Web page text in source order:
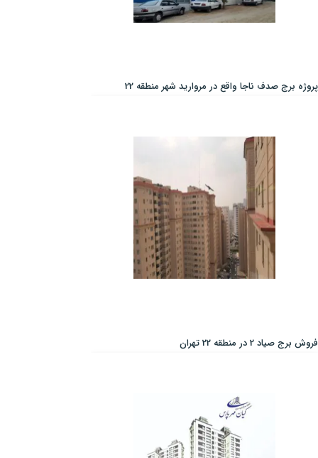
پروژه برج صدف ناجا واقع در مروارید شهر منطقه 22
فروش برج صیاد 2 در منطقه 22 تهران